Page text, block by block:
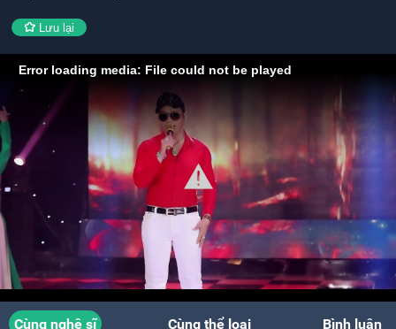
Lưu lại
Error loading media: File could not be played
Cùng nghệ sĩ Cùng thể loại Bình luận